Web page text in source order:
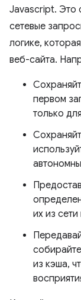
Javascript. Это
сетевые
логике,
веб-сайта.
первом
только
их из
из кэша,